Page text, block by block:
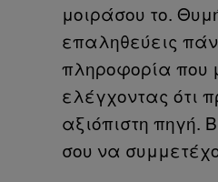
μοιράσου το.
επαληθεύεις
πληροφορία που
ελέγχοντας ότι
αξιόπιστη πηγή.
σου να